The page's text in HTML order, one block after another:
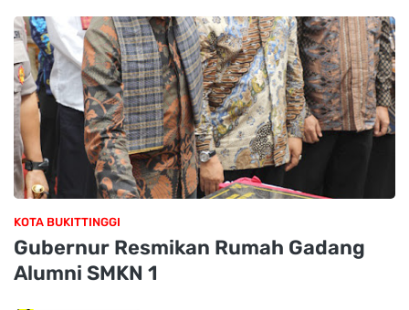
KOTA BUKITTINGGI
Gubernur Resmikan Rumah Gadang
Alumni SMKN 1